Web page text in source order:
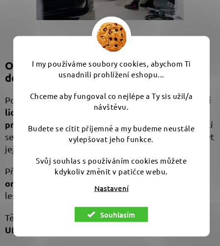
I my používáme soubory cookies, abychom Ti
usnadnili prohlížení eshopu...
Chceme aby fungoval co nejlépe a Ty sis užil/a
návštěvu.
Budete se cítit příjemně a my budeme neustále
vylepšovat jeho funkce.
Svůj souhlas s používáním cookies můžete
kdykoliv změnit v patičce webu.
Nastavení
Souhlasím
Oslav s námi krásu Porsche a vášeň pro
detaily
Porsche Day pro nás není jen událost – je tosetkání
lidí, kteří vnímají auta jako víc než dopravní
prostředek
. Je to místo, kde vznikají přátelství, sdílí
se zkušenosti a probouzí se emoce. A my chceme být
jejich součástí – s Tebou.
Přijď se s námizasmát, pokecat o detailingu,
omrknout GT3
nebo si jen dát kafe a koukat, jak se
leskne lak.
Těšíme se na Tebe na Porsche Day 2025.
UMYEM – detailing srdcem.